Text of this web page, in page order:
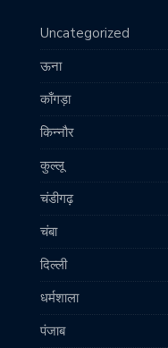
Uncategorized
ऊना
काँगड़ा
किन्नौर
कुल्लू
चंडीगढ़
चंबा
दिल्ली
धर्मशाला
पंजाब